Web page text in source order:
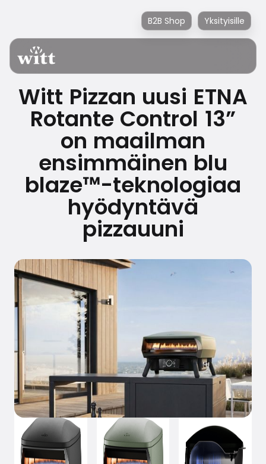
B2B Shop Yksityisille
Witt Pizzan uusi ETNA
Rotante Control 13”
on maailman
ensimmäinen blu
blaze™-teknologiaa
hyödyntävä
pizzauuni